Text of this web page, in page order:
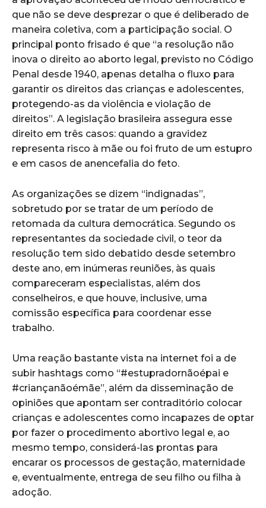
que não se deve desprezar o que é deliberado de
maneira coletiva, com a participação social. O
principal ponto frisado é que “a resolução não
inova o direito ao aborto legal, previsto no Código
Penal desde 1940, apenas detalha o fluxo para
garantir os direitos das crianças e adolescentes,
protegendo-as da violência e violação de
direitos”. A legislação brasileira assegura esse
direito em três casos: quando a gravidez
representa risco à mãe ou foi fruto de um estupro
e em casos de anencefalia do feto.
As organizações se dizem “indignadas”,
sobretudo por se tratar de um período de
retomada da cultura democrática. Segundo os
representantes da sociedade civil, o teor da
resolução tem sido debatido desde setembro
deste ano, em inúmeras reuniões, às quais
compareceram especialistas, além dos
conselheiros, e que houve, inclusive, uma
comissão específica para coordenar esse
trabalho.
Uma reação bastante vista na internet foi a de
subir hashtags como “#estupradornãoépai e
#criançanãoémãe”, além da disseminação de
opiniões que apontam ser contraditório colocar
crianças e adolescentes como incapazes de optar
por fazer o procedimento abortivo legal e, ao
mesmo tempo, considerá-las prontas para
encarar os processos de gestação, maternidade
e, eventualmente, entrega de seu filho ou filha à
adoção.